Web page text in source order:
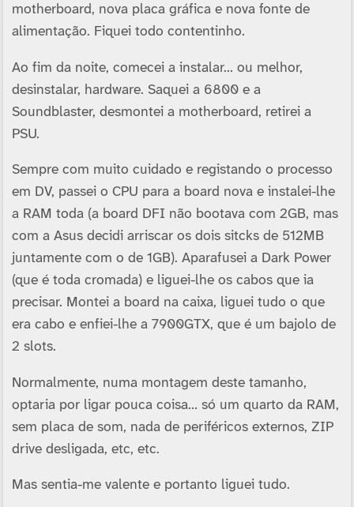
motherboard, nova placa gráfica e nova fonte de
alimentação. Fiquei todo contentinho.
Ao fim da noite, comecei a instalar… ou melhor,
desinstalar, hardware. Saquei a 6800 e a
Soundblaster, desmontei a motherboard, retirei a
PSU.
Sempre com muito cuidado e registando o processo
em DV, passei o CPU para a board nova e instalei-lhe
a RAM toda (a board DFI não bootava com 2GB, mas
com a Asus decidi arriscar os dois sitcks de 512MB
juntamente com o de 1GB). Aparafusei a Dark Power
(que é toda cromada) e liguei-lhe os cabos que ia
precisar. Montei a board na caixa, liguei tudo o que
era cabo e enfiei-lhe a 7900GTX, que é um bajolo de
2 slots.
Normalmente, numa montagem deste tamanho,
optaria por ligar pouca coisa… só um quarto da RAM,
sem placa de som, nada de periféricos externos, ZIP
drive desligada, etc, etc.
Mas sentia-me valente e portanto liguei tudo.